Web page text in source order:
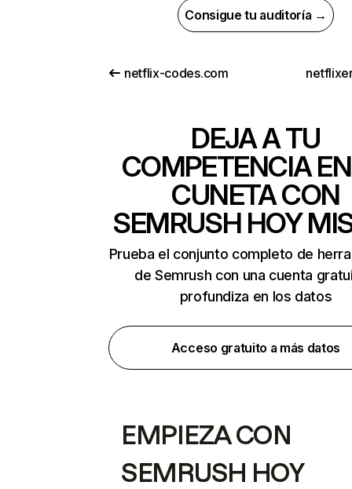
Consigue tu auditoría →
netflix-codes.com
DEJA A TU
COMPETENCIA
CUNETA CON
SEMRUSH HOY
Prueba el conjunto completo de
de Semrush con una cuenta
profundiza en los datos
Acceso gratuito a más datos
EMPIEZA CON
SEMRUSH HOY